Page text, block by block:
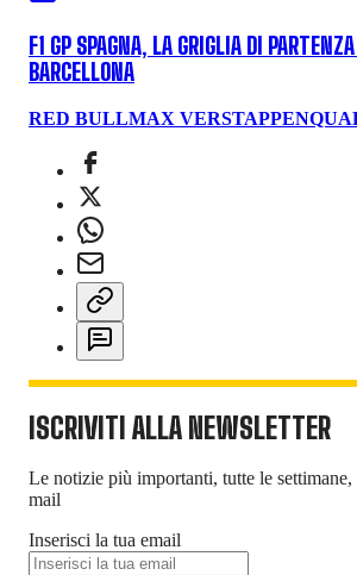
F1 GP SPAGNA, LA GRIGLIA DI
BARCELLONA
RED BULLMAX VERSTAPPEN
ISCRIVITI ALLA NEWSLETTER
Le notizie più importanti, tutte le settimane,
mail
Inserisci la tua email